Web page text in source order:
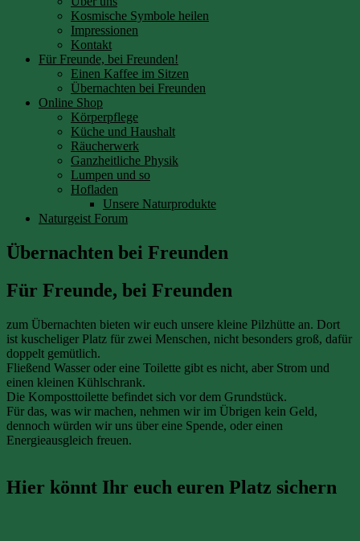
Kosmische Symbole heilen
Impressionen
Kontakt
Für Freunde, bei Freunden!
Einen Kaffee im Sitzen
Übernachten bei Freunden
Online Shop
Körperpflege
Küche und Haushalt
Räucherwerk
Ganzheitliche Physik
Lumpen und so
Hofladen
Unsere Naturprodukte
Naturgeist Forum
Übernachten bei Freunden
Für Freunde, bei Freunden
zum Übernachten bieten wir euch unsere kleine Pilzhütte an. Dort
ist kuscheliger Platz für zwei Menschen, nicht besonders groß, dafür
doppelt gemütlich.
Fließend Wasser oder eine Toilette gibt es nicht, aber Strom und
einen kleinen Kühlschrank.
Die Komposttoilette befindet sich vor dem Grundstück.
Für das, was wir machen, nehmen wir im Übrigen kein Geld,
dennoch würden wir uns über eine Spende, oder einen
Energieausgleich freuen.
Hier könnt Ihr euch euren Platz sichern